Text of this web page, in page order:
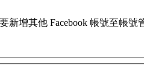
增其他 Facebook 帳號至帳